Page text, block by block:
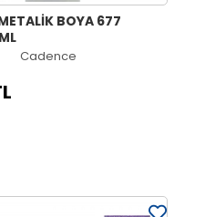
BOYA 677
Cadence